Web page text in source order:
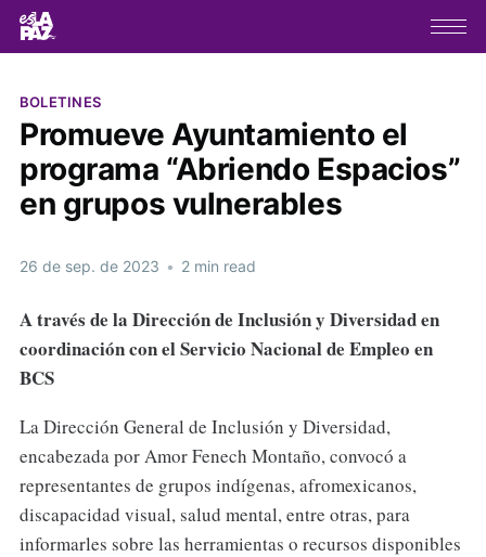
BOLETINES
Promueve Ayuntamiento el
programa “Abriendo Espacios”
en grupos vulnerables
26 de sep. de 2023 • 2 min read
A través de la Dirección de Inclusión y Diversidad en
coordinación con el Servicio Nacional de Empleo en
BCS
La Dirección General de Inclusión y Diversidad,
encabezada por Amor Fenech Montaño, convocó a
representantes de grupos indígenas, afromexicanos,
discapacidad visual, salud mental, entre otras, para
informarles sobre las herramientas o recursos disponibles